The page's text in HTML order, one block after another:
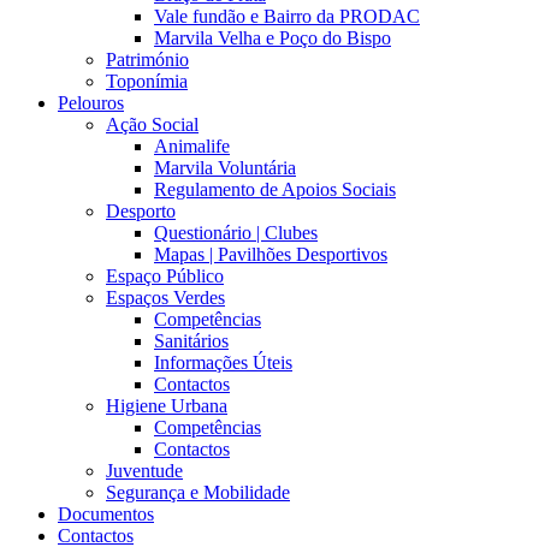
Vale fundão e Bairro da PRODAC
Marvila Velha e Poço do Bispo
Património
Toponímia
Pelouros
Ação Social
Animalife
Marvila Voluntária
Regulamento de Apoios Sociais
Desporto
Questionário | Clubes
Mapas | Pavilhões Desportivos
Espaço Público
Espaços Verdes
Competências
Sanitários
Informações Úteis
Contactos
Higiene Urbana
Competências
Contactos
Juventude
Segurança e Mobilidade
Documentos
Contactos